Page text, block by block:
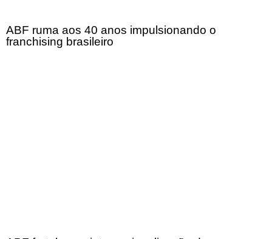
ABF ruma aos 40 anos impulsionando o
franchising brasileiro